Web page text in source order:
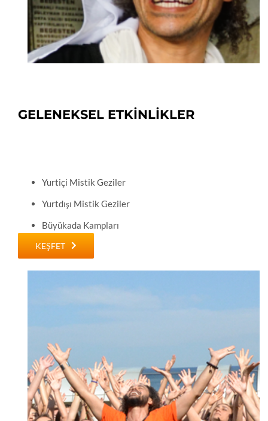
GELENEKSEL ETKİNLİKLER
Yurtiçi Mistik Geziler
Yurtdışı Mistik Geziler
Büyükada Kampları
KEŞFET